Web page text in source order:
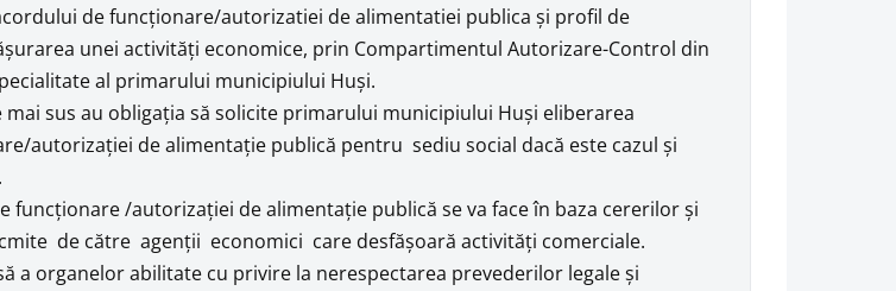
de funcţionare/autorizatiei de alimentatiei publica şi profil de
unei activităţi economice, prin Compartimentul Autorizare-Control din
al primarului municipiului Huşi.
mai sus au obligaţia să solicite primarului municipiului Huşi eliberarea
autorizaţiei de alimentaţie publică pentru sediu social dacă este cazul și
funcţionare /autorizaţiei de alimentaţie publică se va face în baza cererilor şi
de către agenţii economici care desfăşoară activităţi comerciale.
a organelor abilitate cu privire la nerespectarea prevederilor legale şi